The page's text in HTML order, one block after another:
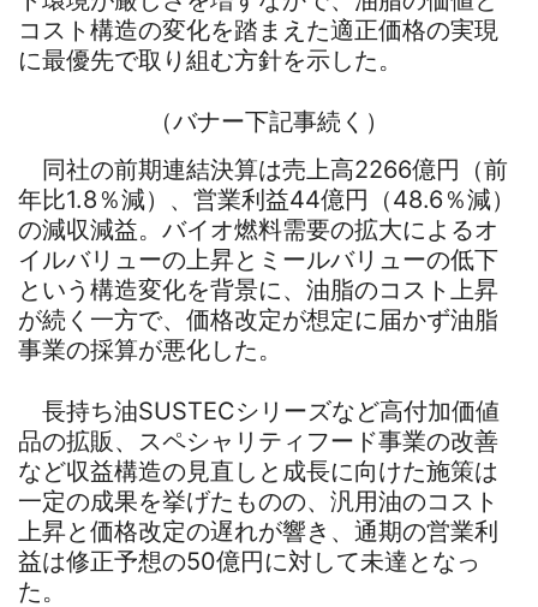
コスト構造の変化を踏まえた適正価格の実現
に最優先で取り組む方針を示した。
（バナー下記事続く）
同社の前期連結決算は売上高2266億円（前
年比1.8％減）、営業利益44億円（48.6％減）
の減収減益。バイオ燃料需要の拡大によるオ
イルバリューの上昇とミールバリューの低下
という構造変化を背景に、油脂のコスト上昇
が続く一方で、価格改定が想定に届かず油脂
事業の採算が悪化した。
長持ち油SUSTECシリーズなど高付加価値
品の拡販、スペシャリティフード事業の改善
など収益構造の見直しと成長に向けた施策は
一定の成果を挙げたものの、汎用油のコスト
上昇と価格改定の遅れが響き、通期の営業利
益は修正予想の50億円に対して未達となっ
た。